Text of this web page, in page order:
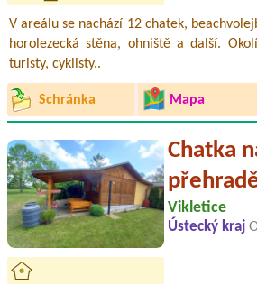
V areálu se nachází 12 chatek,
horolezecká stěna, ohniště a další.
turisty, cyklisty..
Schránka Mapa
Chatka
Vikletice
Ústecký kraj